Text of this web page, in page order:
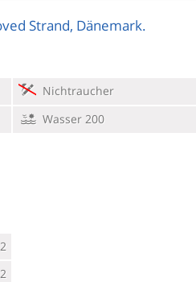
Strand, Dänemark.
Nichtraucher
Wasser 200
2
2